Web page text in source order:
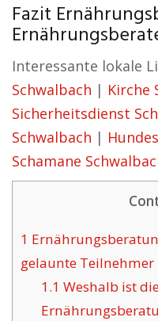
Fazit
Interessante lokale
Schwalbach | Kirche
Sicherheitsdienst
Schwalbach |
Schamane
1
gelaunte
1.1 Weshalb ist